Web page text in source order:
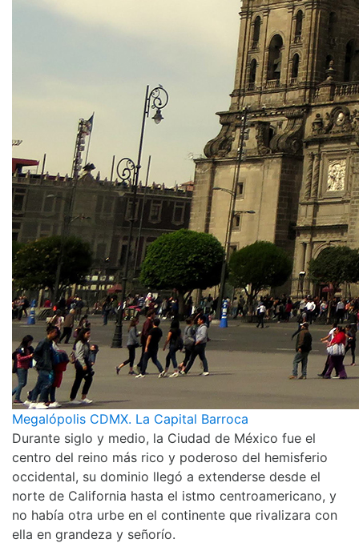
Megalópolis CDMX. La Capital Barroca
Durante siglo y medio, la Ciudad de México fue el
centro del reino más rico y poderoso del hemisferio
occidental, su dominio llegó a extenderse desde el
norte de California hasta el istmo centroamericano, y
no había otra urbe en el continente que rivalizara con
ella en grandeza y señorío.